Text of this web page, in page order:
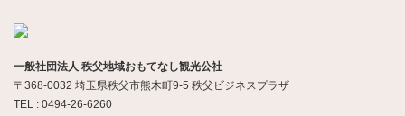
一般社団法人 秩父地域おもてなし観光公社
〒368-0032 埼玉県秩父市熊木町9-5 秩父ビジネスプラザ
TEL : 0494-26-6260